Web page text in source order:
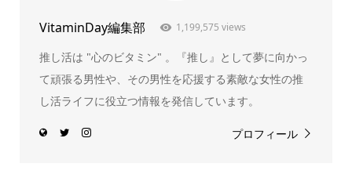
VitaminDay編集部 1,199,575 views
推し活は "心のビタミン" 。『推し』として夢に向かっ
て頑張る男性や、その男性を応援する素敵な女性の推
し活ライフに役立つ情報を発信しています。
プロフィール